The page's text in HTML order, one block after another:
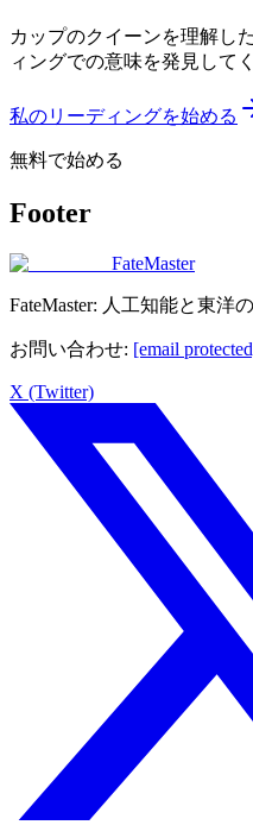
カップのクイーンを理解し
ィングでの意味を発見して
私のリーディングを始める
無料で始める
Footer
FateMaster
FateMaster: 人工知能と東洋
お問い合わせ: [email
X (Twitter)